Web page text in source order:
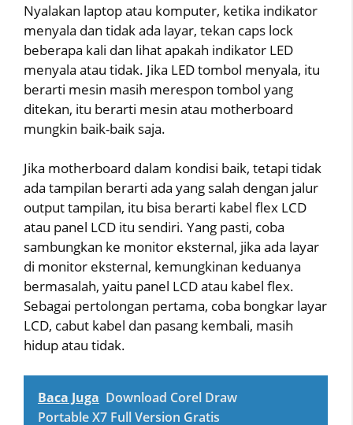
Nyalakan laptop atau komputer, ketika indikator
menyala dan tidak ada layar, tekan caps lock
beberapa kali dan lihat apakah indikator LED
menyala atau tidak. Jika LED tombol menyala, itu
berarti mesin masih merespon tombol yang
ditekan, itu berarti mesin atau motherboard
mungkin baik-baik saja.
Jika motherboard dalam kondisi baik, tetapi tidak
ada tampilan berarti ada yang salah dengan jalur
output tampilan, itu bisa berarti kabel flex LCD
atau panel LCD itu sendiri. Yang pasti, coba
sambungkan ke monitor eksternal, jika ada layar
di monitor eksternal, kemungkinan keduanya
bermasalah, yaitu panel LCD atau kabel flex.
Sebagai pertolongan pertama, coba bongkar layar
LCD, cabut kabel dan pasang kembali, masih
hidup atau tidak.
Baca Juga Download Corel Draw
Portable X7 Full Version Gratis